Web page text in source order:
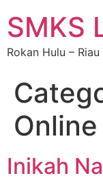
SMKS
Rokan Hulu – Riau
Online
Inikah